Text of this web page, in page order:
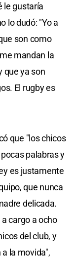
le gustaría
lo dudó: "Yo a
son como
mandan la
que ya son
El rugby es
que "los chicos
palabras y
es justamente
que nunca
delicada.
cargo a ocho
del club, y
la movida",